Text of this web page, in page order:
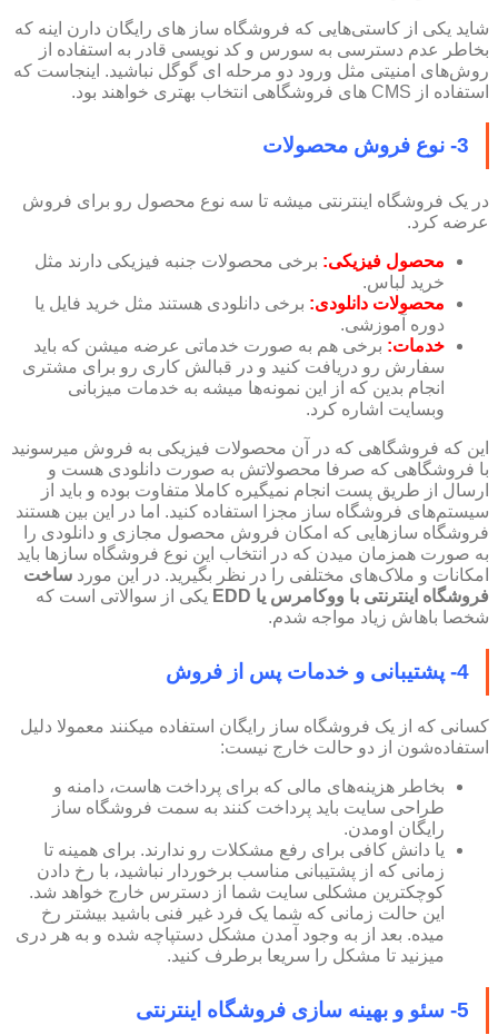
شاید یکی از کاستی‌هایی که فروشگاه ساز های رایگان دارن اینه که
بخاطر عدم دسترسی به سورس و کد نویسی قادر به استفاده از
روش‌های امنیتی مثل ورود دو مرحله‌ ای گوگل نباشید. اینجاست که
استفاده از CMS های فروشگاهی انتخاب بهتری خواهند بود.
3- نوع فروش محصولات
در یک فروشگاه اینترنتی میشه تا سه نوع محصول رو برای فروش
عرضه کرد.
محصول فیزیکی: برخی محصولات جنبه فیزیکی دارند مثل
خرید لباس.
محصولات دانلودی: برخی دانلودی هستند مثل خرید فایل یا
دوره آموزشی.
خدمات: برخی هم به صورت خدماتی عرضه میشن که باید
سفارش رو دریافت کنید و در قبالش کاری رو برای مشتری
انجام بدین که از این نمونه‌ها میشه به خدمات میزبانی
وبسایت‌ اشاره کرد.
این که فروشگاهی که در آن محصولات فیزیکی به فروش میرسونید
با فروشگاهی که صرفا محصولاتش به صورت دانلودی هست و
ارسال از طریق پست انجام نمیگیره کاملا متفاوت بوده و باید از
سیستم‌های فروشگاه ساز مجزا استفاده کنید. اما در این بین هستند
فروشگاه سازهایی که امکان فروش محصول مجازی و دانلودی را
به صورت همزمان میدن که در انتخاب این نوع فروشگاه سازها باید
امکانات و ملاک‌های مختلفی را در نظر بگیرید. در این مورد ساخت
فروشگاه اینترنتی با ووکامرس یا EDD
یکی از سوالاتی است که
شخصا باهاش زیاد مواجه شدم.
4- پشتیبانی و خدمات پس از فروش
کسانی که از یک فروشگاه ساز رایگان استفاده میکنند معمولا دلیل
استفاده‌شون از دو حالت خارج نیست:
بخاطر هزینه‌های مالی که برای پرداخت هاست، دامنه و
طراحی سایت باید پرداخت کنند به سمت فروشگاه ساز
رایگان اومدن.
یا دانش کافی برای رفع مشکلات رو ندارند. برای همینه تا
زمانی که از پشتیبانی مناسب برخوردار نباشید، با رخ دادن
کوچکترین مشکلی سایت شما از دسترس خارج خواهد شد.
این حالت زمانی که شما یک فرد غیر فنی باشید بیشتر رخ
میده. بعد از به وجود آمدن مشکل دستپاچه شده و به هر دری
میزنید تا مشکل را سریعا برطرف کنید.
5- سئو و بهینه سازی فروشگاه اینترنتی